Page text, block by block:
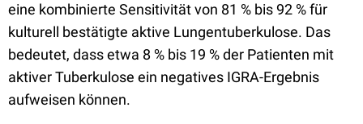
eine kombinierte Sensitivität von 81 % bis 92 % für
kulturell bestätigte aktive Lungentuberkulose. Das
bedeutet, dass etwa 8 % bis 19 % der Patienten mit
aktiver Tuberkulose ein negatives IGRA-Ergebnis
aufweisen können.